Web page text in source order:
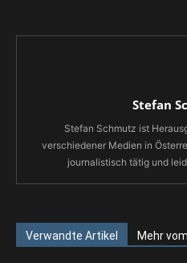
Stefan
Stefan Schmutz ist
verschiedener Medien in
journalistisch tätig und
Verwandte Artikel Mehr